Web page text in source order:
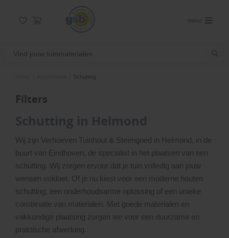
menu
Schutting
Filters
Wij zijn Verhoeven Tuinhout & Steengoed in Helmond, in de
buurt van Eindhoven, dé specialist in het plaatsen van een
schutting. Wij zorgen ervoor dat je tuin volledig aan jouw
wensen voldoet. Of je nu kiest voor een moderne houten
schutting, een onderhoudsarme oplossing of een unieke
combinatie van materialen. Met goede materialen en
vakkundige plaatsing zorgen we voor een duurzame en
praktische afwerking.